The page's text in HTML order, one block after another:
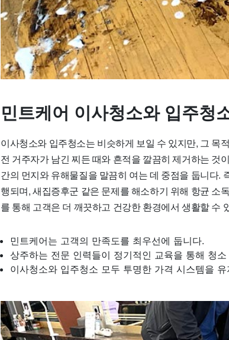
민트케어 이사청소와 입주청
이사청소와 입주청소는 비슷하게 보일 수 있지만, 그 목
전 거주자가 남긴 찌든 때와 흔적을 깔끔히 제거하는 것
간의 먼지와 유해물질을 말끔히 여는 데 중점을 둡니다.
행되며, 새집증후군 같은 문제를 해소하기 위해 항균 소
를 통해 고객은 더 깨끗하고 건강한 환경에서 생활할 수
민트케어는 고객의 만족도를 최우선에 둡니다.
상주하는 전문 인력들이 정기적인 교육을 통해 청
이사청소와 입주청소 모두 투명한 가격 시스템을